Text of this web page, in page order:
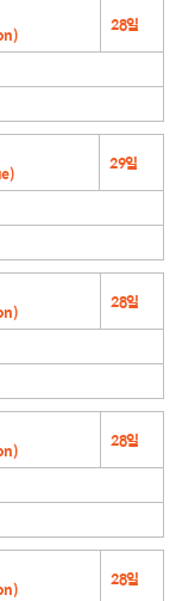
28일
29일
28일
28일
28일